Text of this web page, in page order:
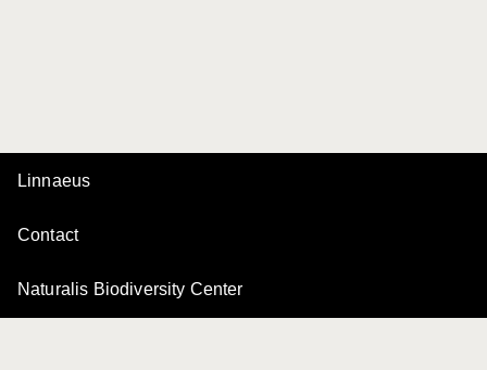
Linnaeus
Contact
Naturalis Biodiversity Center